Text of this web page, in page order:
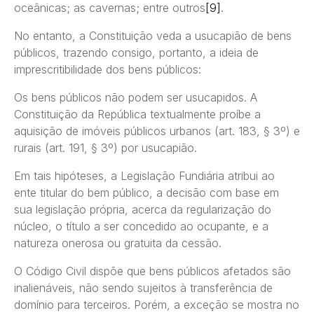
oceânicas; as cavernas; entre outros [9] .
No entanto, a Constituição veda a usucapião de bens
públicos, trazendo consigo, portanto, a ideia de
imprescritibilidade dos bens públicos:
Os bens públicos não podem ser usucapidos. A
Constituição da República textualmente proíbe a
aquisição de imóveis públicos urbanos (art. 183, § 3º) e
rurais (art. 191, § 3º) por usucapião.
Em tais hipóteses, a Legislação Fundiária atribui ao
ente titular do bem público, a decisão com base em
sua legislação própria, acerca da regularização do
núcleo, o título a ser concedido ao ocupante, e a
natureza onerosa ou gratuita da cessão.
O Código Civil dispõe que bens públicos afetados são
inalienáveis, não sendo sujeitos à transferência de
domínio para terceiros. Porém, a exceção se mostra no